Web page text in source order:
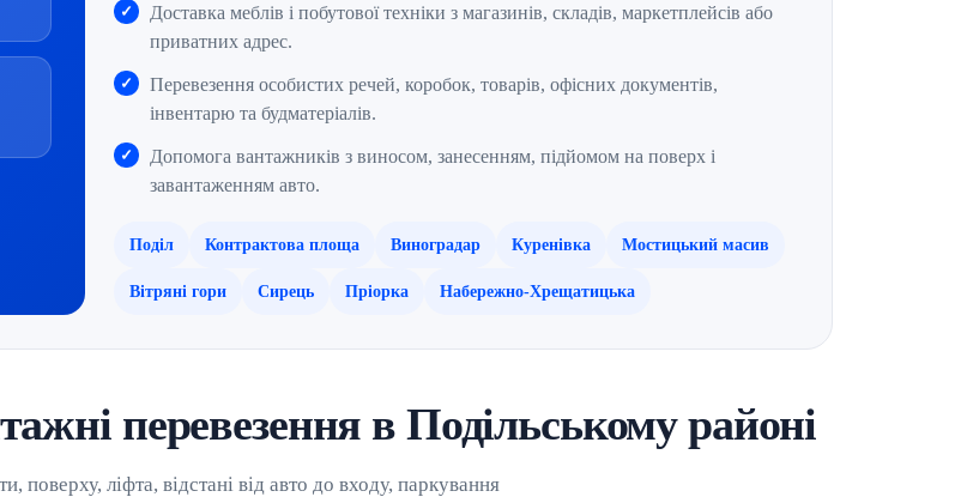
Доставка меблів і побутової техніки з магазинів, складів, маркетплейсів або
приватних адрес.
Перевезення особистих речей, коробок, товарів, офісних документів,
інвентарю та будматеріалів.
Допомога вантажників з виносом, занесенням, підйомом на поверх і
завантаженням авто.
Поділ Контрактова площа Виноградар Куренівка Мостицький масив
Вітряні гори Сирець Пріорка Набережно-Хрещатицька
перевезення в Подільському районі
поверху, ліфта, відстані від авто до входу, паркування